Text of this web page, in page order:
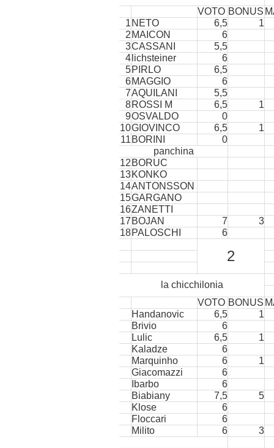
VOTO BONUS
1NETO 6,5
1
2 MAICON
6
3CASSANI
5,5
4 lichsteiner
6
5PIRLO
6,5
6MAGGIO
6
7AQUILANI
5,5
8ROSSI M 6,5
1
9OSVALDO
0
10GIOVINCO 6,5
1
11BORINI
0
panchina
12 BORUC
13KONKO
14ANTONSSON
15GARGANO
16ZANETTI
17 BOJAN 7
3
18PALOSCHI 6
2
la chicchilonia
VOTO BONUS
Handanovic
6,5
1
Brivio
6
Lulic
6,5
1
Kaladze
6
Marquinho
6
1
Giacomazzi
6
Ibarbo
6
Biabiany
7,5
5
Klose
6
Floccari
6
Milito
6 3